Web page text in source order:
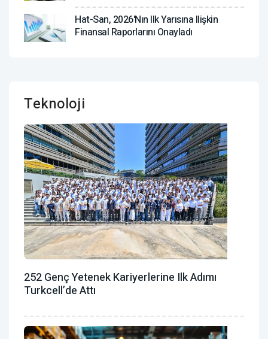
Hat-San, 2026'nın Ilk Yarısına Ilişkin
Finansal Raporlarını Onayladı
Teknoloji
252 Genç Yetenek Kariyerlerine Ilk Adımı
Turkcell’de Attı